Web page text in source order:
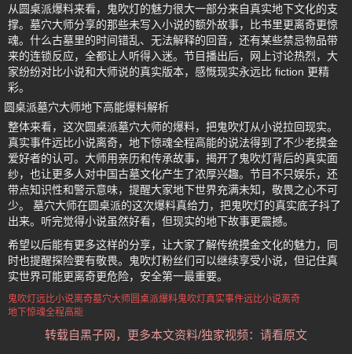
从圆桌派爆料来看，鬼吹灯的魅力很大一部分来自真实地下文化的支
撑。墓穴大师分享的那些未写入小说的额外故事，比书里更离奇更惊
魂。什么古墓里的时间错乱、无法解释的回音，还有某些禁忌物品带
来的连锁反应，全都让人听得入迷。节目播出后，网上讨论热烈，大
家纷纷对比小说和大师说的真实版本，感慨现实永远比 fiction 更精
彩。
圆桌派墓穴大师地下高能爆料解析
整体来看，这次圆桌派墓穴大师的爆料，把鬼吹灯从小说拉回现实。
真实事件远比小说离奇，地下惊魂全程高能的说法得到了不少老摸金
爱好者的认可。大师用亲历和传承故事，揭开了鬼吹灯背后的真实面
纱，也让更多人对中国古墓文化产生了浓厚兴趣。节目不只娱乐，还
带点知识性和警示意味，提醒大家地下世界充满未知，敬畏之心不可
少。 墓穴大师在圆桌派的这次爆料真给力，把鬼吹灯的真实底子抖了
出来。听完觉得小说虽然好看，但现实的地下故事更震撼。
希望以后能有更多这样的分享，让大家了解传统摸金文化的魅力，同
时也提醒探险要有敬畏。鬼吹灯粉丝们可以继续享受小说，但记住真
实世界可能更离奇更危险，安全第一最重要。
鬼吹灯远比小说离奇墓穴大师圆桌派爆料鬼吹灯真实事件远比小说离奇
地下惊魂全程高能
转载自黑子网，更多本文资料/独家视频：请看原文